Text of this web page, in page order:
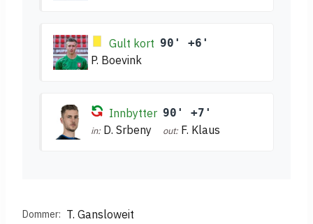
Gult kort 90' +6'
P. Boevink
Innbytter 90' +7'
in: D. Srbeny out: F. Klaus
Dommer: T. Gansloweit